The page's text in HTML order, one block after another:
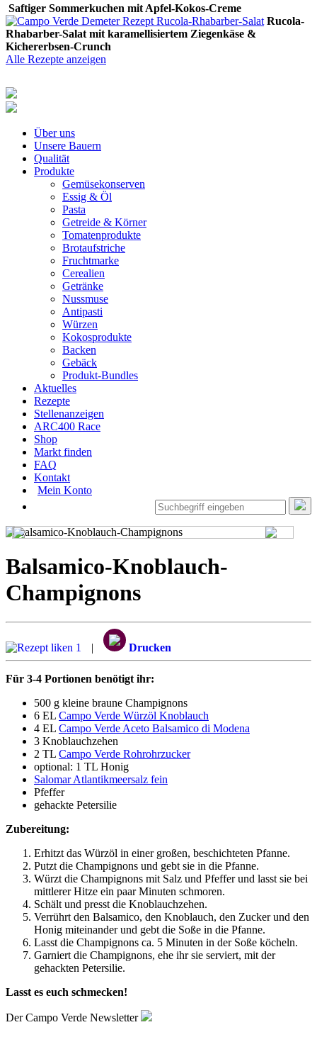
Saftiger Sommerkuchen mit Apfel-Kokos-Creme
Rucola-
Rhabarber-Salat mit karamellisiertem Ziegenkäse &
Kichererbsen-Crunch
Alle Rezepte anzeigen
Über uns
Unsere Bauern
Qualität
Produkte
Gemüsekonserven
Essig & Öl
Pasta
Getreide & Körner
Tomatenprodukte
Brotaufstriche
Fruchtmarke
Cerealien
Getränke
Nussmuse
Antipasti
Würzen
Kokosprodukte
Backen
Gebäck
Produkt-Bundles
Aktuelles
Rezepte
Stellenanzeigen
ARC400 Race
Shop
Markt finden
FAQ
Kontakt
Mein Konto
Balsamico-Knoblauch-
Champignons
1 | Drucken
Für 3-4 Portionen benötigt ihr:
500 g kleine braune Champignons
6 EL Campo Verde Würzöl Knoblauch
4 EL Campo Verde Aceto Balsamico di Modena
3 Knoblauchzehen
2 TL Campo Verde Rohrohrzucker
optional: 1 TL Honig
Salomar Atlantikmeersalz fein
Pfeffer
gehackte Petersilie
Zubereitung:
Erhitzt das Würzöl in einer großen, beschichteten Pfanne.
Putzt die Champignons und gebt sie in die Pfanne.
Würzt die Champignons mit Salz und Pfeffer und lasst sie bei
mittlerer Hitze ein paar Minuten schmoren.
Schält und presst die Knoblauchzehen.
Verrührt den Balsamico, den Knoblauch, den Zucker und den
Honig miteinander und gebt die Soße in die Pfanne.
Lasst die Champignons ca. 5 Minuten in der Soße köcheln.
Garniert die Champignons, ehe ihr sie serviert, mit der
gehackten Petersilie.
Lasst es euch schmecken!
Der Campo Verde Newsletter